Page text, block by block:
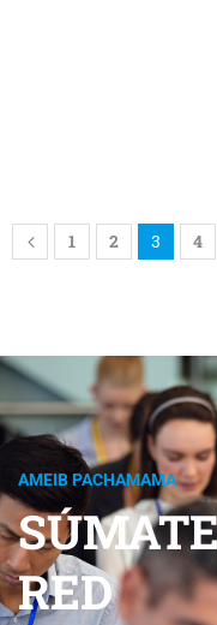
1 2 3 4
AMEIB PACHAMAMA
RED